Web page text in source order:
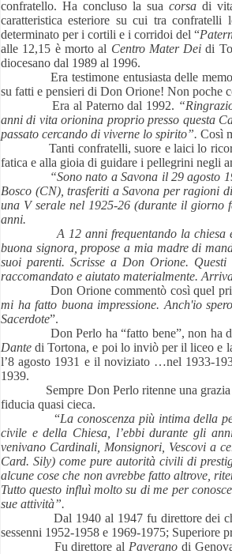
confratello. Ha concluso la suacorsa di
caratteristica esteriore su cui tra
determinato per i cortili e i corridoi del “
alle 12,15 è morto al Centro Mater Dei di
diocesano dal 1989 al 1996.
Era testimone entusiasta delle memorie
su fatti e pensieri di Don Orione! Non poche
Era al Paterno dal 1992.
anni di vita orionina proprio presso questa
passato cercando di viverne lo spirito”. Così
Tanti confratelli, suore e laici lo
fatica e alla gioia di guidare i pellegrini negli
“Sono nato a Savona il 29 agosto
Bosco (CN), trasferiti a Savona per ragioni
una V serale nel 1925-26 (durante il giorno
anni.
A 12 anni frequentando la
buona signora, propose a mia madre di
suoi parenti. Scrisse a Don Orione.
raccomandato e aiutato materialmente.
Don Orione commentò così quel
mi ha fatto buona impressione. Anch'io
Sacerdote”.
Don Perlo ha “fatto bene”, non ha
Dante di Tortona, e poi lo inviò per il liceo e
l’8 agosto 1931 e il noviziato …nel 1933-
1939.
Sempre Don Perlo ritenne una grazia per
fiducia quasi cieca.
“La conoscenza più intima della
civile e della Chiesa, l’ebbi durante gli
venivano Cardinali, Monsignori, Vescovi a
Card. Sily) come pure autorità civili di
alcune cose che non avrebbe fatto altrove,
Tutto questo influì molto su di me per
sue attività”.
Dal 1940 al 1947 fu direttore dei
sessenni 1952-1958 e 1969-1975; Superiore
Fu direttore al Paverano di